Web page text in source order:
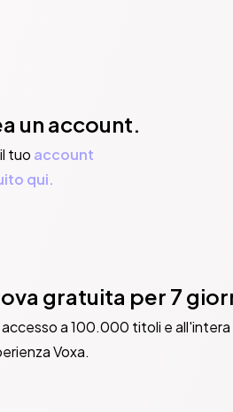
un account.
tuo account
qui.
gratuita per 7
accesso a 100.000 titoli e all'intera
Voxa.